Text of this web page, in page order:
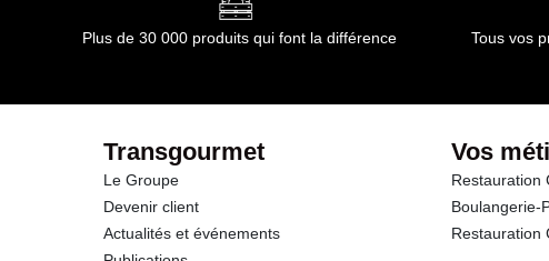
Plus de 30 000 produits qui font la différence Tous vos
Transgourmet
Le Groupe
Devenir client
Actualités et événements
Vos
Restauration
Boulangerie-
Restauration